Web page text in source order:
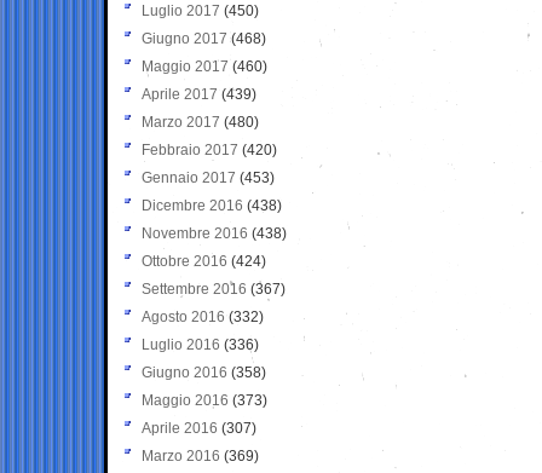
Luglio 2017 (450)
Giugno 2017 (468)
Maggio 2017 (460)
Aprile 2017 (439)
Marzo 2017 (480)
Febbraio 2017 (420)
Gennaio 2017 (453)
Dicembre 2016 (438)
Novembre 2016 (438)
Ottobre 2016 (424)
Settembre 2016 (367)
Agosto 2016 (332)
Luglio 2016 (336)
Giugno 2016 (358)
Maggio 2016 (373)
Aprile 2016 (307)
Marzo 2016 (369)